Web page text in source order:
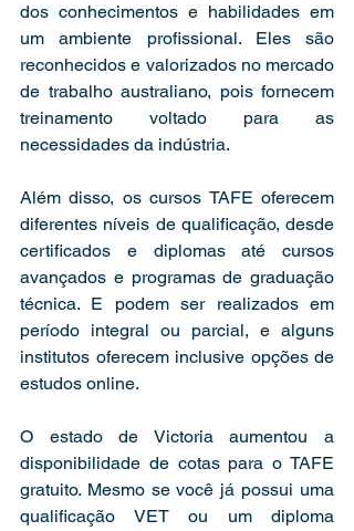
dos conhecimentos e habilidades em
um ambiente profissional. Eles são
reconhecidos e valorizados no mercado
de trabalho australiano, pois fornecem
treinamento voltado para as
necessidades da indústria.
Além disso, os cursos TAFE oferecem
diferentes níveis de qualificação, desde
certificados e diplomas até cursos
avançados e programas de graduação
técnica. E podem ser realizados em
período integral ou parcial, e alguns
institutos oferecem inclusive opções de
estudos online.
O estado de Victoria aumentou a
disponibilidade de cotas para o TAFE
gratuito. Mesmo se você já possui uma
qualificação VET ou um diploma